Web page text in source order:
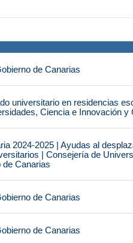
de Canarias
universitario en residencias
Ciencia e Innovación y
2024-2025 | Ayudas al
| Consejería de
Canarias
de Canarias
de Canarias